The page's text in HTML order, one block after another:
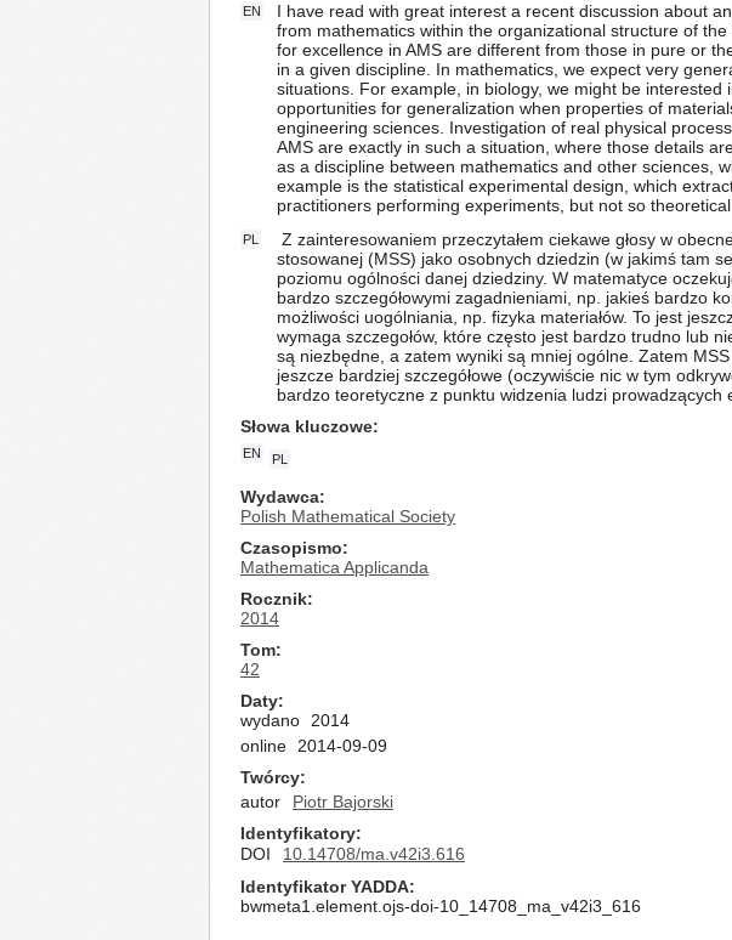
EN
I have read with great interest a recent discussion about
from mathematics within the organizational structure of
for excellence in AMS are different from those in pure or
in a given discipline. In mathematics, we expect very
situations. For example, in biology, we might be
opportunities for generalization when properties of
engineering sciences. Investigation of real physical
AMS are exactly in such a situation, where those details
as a discipline between mathematics and other sciences,
example is the statistical experimental design, which
practitioners performing experiments, but not so
PL
Z zainteresowaniem przeczytałem ciekawe głosy w
stosowanej (MSS) jako osobnych dziedzin (w jakimś tam
poziomu ogólności danej dziedziny. W matematyce
bardzo szczegółowymi zagadnieniami, np. jakieś bardzo
możliwości uogólniania, np. fizyka materiałów. To jest
wymaga szczegołów, które często jest bardzo trudno lub
są niezbędne, a zatem wyniki są mniej ogólne. Zatem
jeszcze bardziej szczegółowe (oczywiście nic w tym
bardzo teoretyczne z punktu widzenia ludzi
Słowa kluczowe
EN PL
Wydawca
Polish Mathematical Society
Czasopismo
Mathematica Applicanda
Rocznik
2014
Tom
42
Daty
wydano
2014
online
2014-09-09
Twórcy
autor
Piotr Bajorski
Identyfikatory
DOI
10.14708/ma.v42i3.616
Identyfikator YADDA
bwmeta1.element.ojs-doi-10_14708_ma_v42i3_616